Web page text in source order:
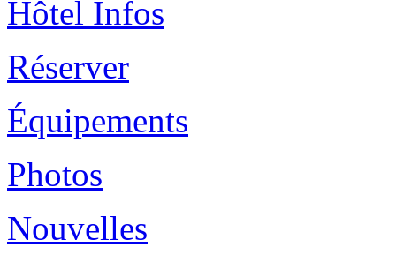
Hôtel Infos
Réserver
Équipements
Photos
Nouvelles